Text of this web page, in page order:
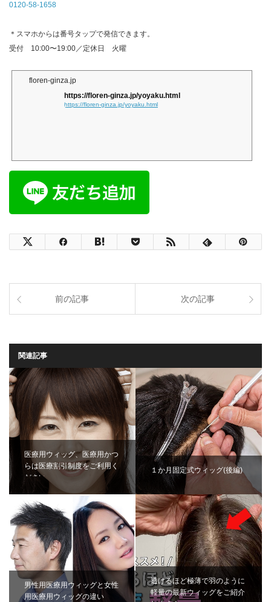
0120-58-1658
＊スマホからは番号タップで発信できます。
受付 10:00〜19:00／定休日 火曜
floren-ginza.jp
https://floren-ginza.jp/yoyaku.html
https://floren-ginza.jp/yoyaku.html
前の記事 次の記事
関連記事
医療用ウィッグ、医療用かつ
らは医療割引制度をご利用く
ださい。
１か月固定式ウィッグ(後編)
男性用医療用ウィッグと女性
用医療用ウィッグの違い
透けるほど極薄で羽のように
軽量の最新ウィッグをご紹介